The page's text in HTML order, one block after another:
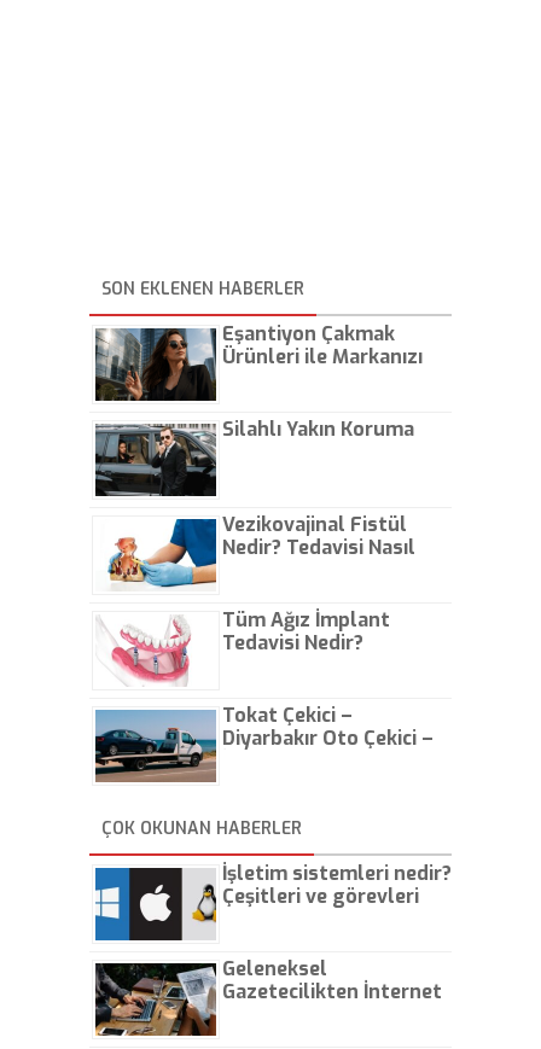
SON EKLENEN HABERLER
Eşantiyon Çakmak
Ürünleri ile Markanızı
Silahlı Yakın Koruma
Vezikovajinal Fistül
Nedir? Tedavisi Nasıl
Tüm Ağız İmplant
Tedavisi Nedir?
Tokat Çekici –
Diyarbakır Oto Çekici –
ÇOK OKUNAN HABERLER
İşletim sistemleri nedir?
Çeşitleri ve görevleri
Geleneksel
Gazetecilikten İnternet